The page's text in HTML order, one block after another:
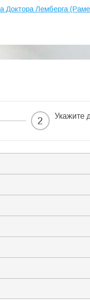
Доктора Лемберга
2 Укажите